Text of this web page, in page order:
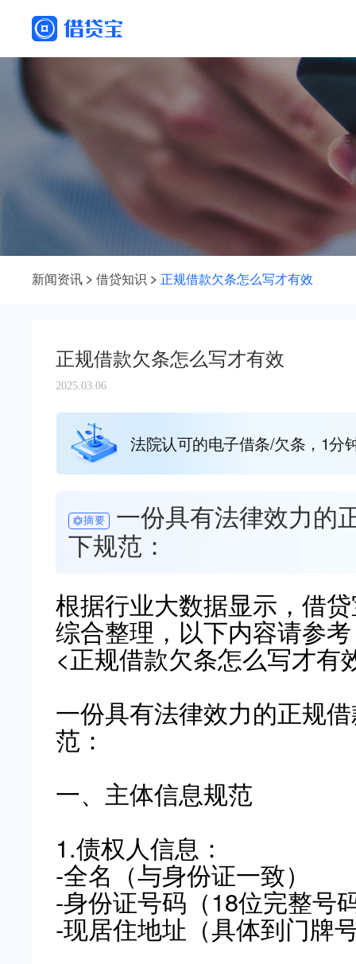
新闻资讯 借贷知识 正规借款欠条怎么写才有效
正规借款欠条怎么写才有效
2025.03.06
法院认可的电子借条/欠条，1分
摘要
一份具有法律效力的
下规范：
根据行业大数据显示，借
综合整理，以下内容请参
<正规借款欠条怎么写才有
一份具有法律效力的正规
范：
一、主体信息规范
1.债权人信息：
-全名（与身份证一致）
-身份证号码（18位完整号
-现居住地址（具体到门牌